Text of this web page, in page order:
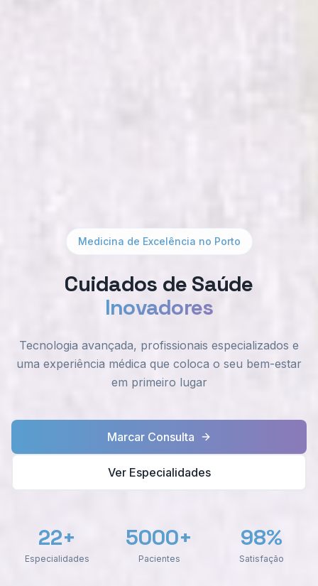
Medicina de Excelência no Porto
Cuidados de Saúde
Inovadores
Tecnologia avançada, profissionais especializados e
uma experiência médica que coloca o seu bem-estar
em primeiro lugar
Marcar Consulta
Ver Especialidades
22+
Especialidades
5000+
Pacientes
98%
Satisfação